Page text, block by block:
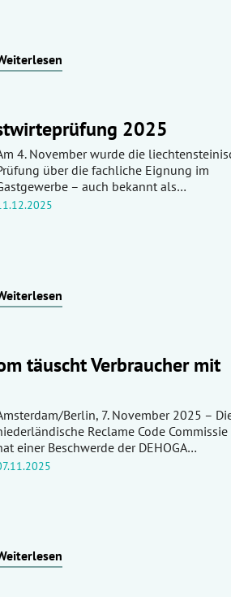
2025
4. November wurde die
über die fachliche Eignung im
– auch bekannt als…
täuscht Verbraucher mit
Berlin, 7. November 2025 –
Reclame Code Commissie
einer Beschwerde der DEHOGA…